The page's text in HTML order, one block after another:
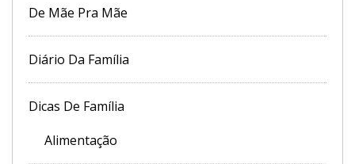
De Mãe Pra Mãe
Diário Da Família
Dicas De Família
Alimentação